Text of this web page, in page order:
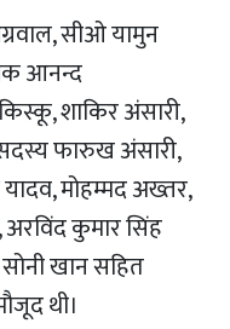
सीओ यामुन
आनन्द
शाकिर अंसारी,
फारुख अंसारी,
मोहम्मद अख्तर,
कुमार सिंह
खान सहित
थी।